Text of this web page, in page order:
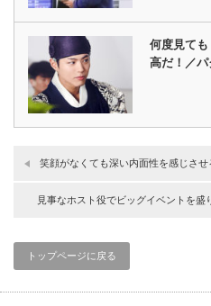
何度見て
高だ！／
笑顔がなくても深い内面性を感じさ
見事なホスト役でビッグイベントを盛
トップページに戻る